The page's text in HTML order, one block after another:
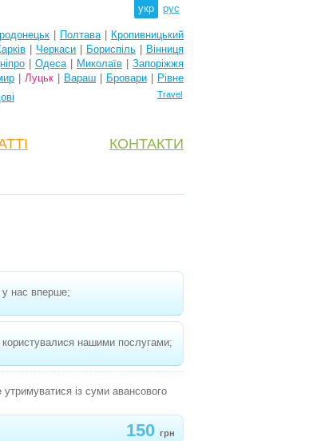
укр рус
Полтава
Кропивницький
Черкаси Бориспіль
Вінниця
Одеса Миколаїв
Запоріжжя
Луцьк Вараш Бровари
Рівне
Travel
КОНТАКТИ
нас вперше;
нашими послугами;
утримуватися із суми авансового
150 грн